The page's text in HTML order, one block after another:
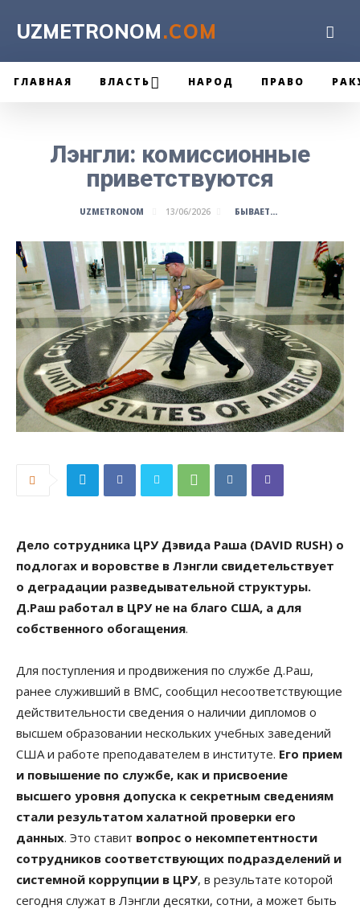
UZMETRONOM.COM
ГЛАВНАЯ ВЛАСТЬ НАРОД ПРАВО
Лэнгли: комиссионные
приветствуются
UZMETRONOM 13/06/2026 БЫВАЕТ...
Дело сотрудника ЦРУ Дэвида Раша (DAVID RUSH) о
подлогах и воровстве в Лэнгли свидетельствует
о деградации разведывательной структуры.
Д.Раш работал в ЦРУ не на благо США, а для
собственного обогащения.
Для поступления и продвижения по службе Д.Раш,
ранее служивший в ВМС, сообщил несоответствующие
действительности сведения о наличии дипломов о
высшем образовании нескольких учебных заведений
США и работе преподавателем в институте. Его прием
и повышение по службе, как и присвоение
высшего уровня допуска к секретным сведениям
стали результатом халатной проверки его
данных. Это ставит вопрос о некомпетентности
сотрудников соответствующих подразделений и
системной коррупции в ЦРУ, в результате которой
сегодня служат в Лэнгли десятки, сотни, а может быть